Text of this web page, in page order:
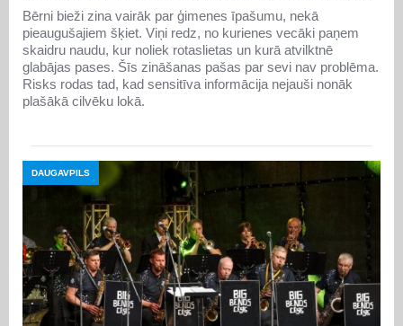
Bērni bieži zina vairāk par ģimenes īpašumu, nekā
pieaugušajiem šķiet. Viņi redz, no kurienes vecāki paņem
skaidru naudu, kur noliek rotaslietas un kurā atvilktnē
glabājas pases. Šīs zināšanas pašas par sevi nav problēma.
Risks rodas tad, kad sensitīva informācija nejauši nonāk
plašākā cilvēku lokā.
DAUGAVPILS